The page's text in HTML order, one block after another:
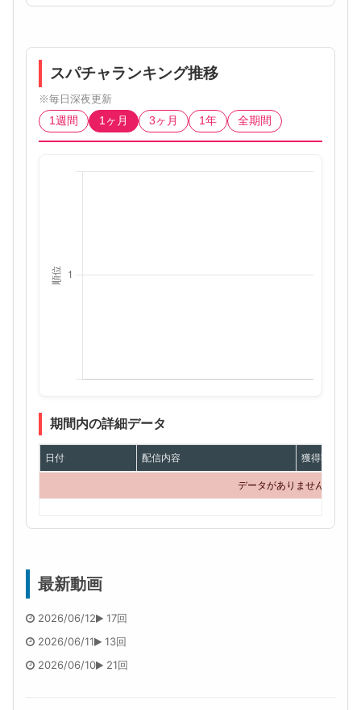
スパチャランキング推移
※毎日深夜更新
1週間
1ヶ月 3ヶ月 1年 全期間
期間内の詳細データ
日付 配信内容 獲得額
データがありません
最新動画
2026/06/12
17回
2026/06/11
13回
2026/06/10
21回